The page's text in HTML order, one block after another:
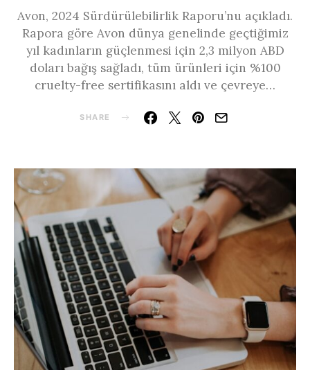
Avon, 2024 Sürdürülebilirlik Raporu’nu açıkladı.
Rapora göre Avon dünya genelinde geçtiğimiz
yıl kadınların güçlenmesi için 2,3 milyon ABD
doları bağış sağladı, tüm ürünleri için %100
cruelty-free sertifikasını aldı ve çevreye…
SHARE